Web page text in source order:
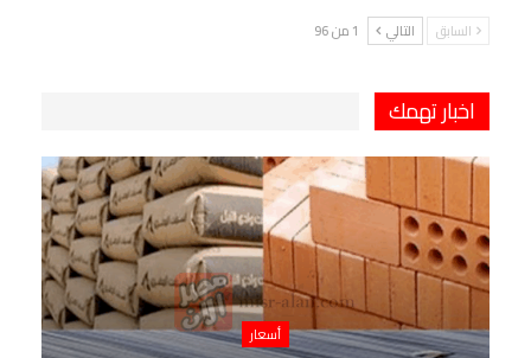
السابق التالي 1 من 96
اخبار تهمك
أسعار